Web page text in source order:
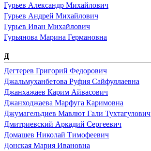
Гурьев Александр Михайлович
Гурьев Андрей Михайлович
Гурьев Иван Михайлович
Гурьянова Марина Германовна
Д
Дегтерев Григорий Федорович
Джальмуханбетова Руфия Сайфуллаевна
Джанхажаев Карим Айвасович
Джанходжаева Марфуга Каримовна
Джумагельдиев Мавлют Гали Тухтагулович
Дмитриевский Аркадий Сергеевич
Домашев Николай Тимофеевич
Донская Мария Ивановна